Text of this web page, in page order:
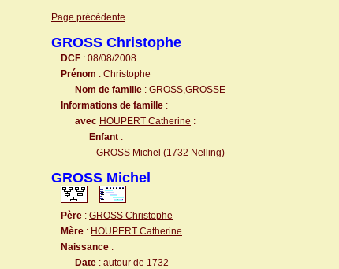
Page précédente
GROSS Christophe
DCF : 08/08/2008
Prénom : Christophe
Nom de famille : GROSS,GROSSE
Informations de famille :
avec HOUPERT Catherine :
Enfant :
GROSS Michel (1732 Nelling)
GROSS Michel
Père : GROSS Christophe
Mère : HOUPERT Catherine
Naissance :
Date : autour de 1732